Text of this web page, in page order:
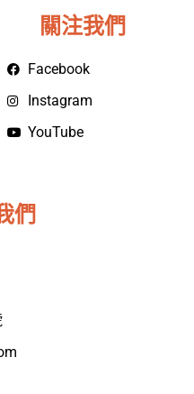
關注我們
Facebook
Instagram
YouTube
們